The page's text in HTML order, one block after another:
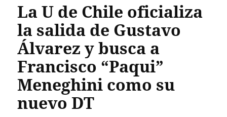
La U de Chile oficializa
la salida de Gustavo
Álvarez y busca a
Francisco “Paqui”
Meneghini como su
nuevo DT